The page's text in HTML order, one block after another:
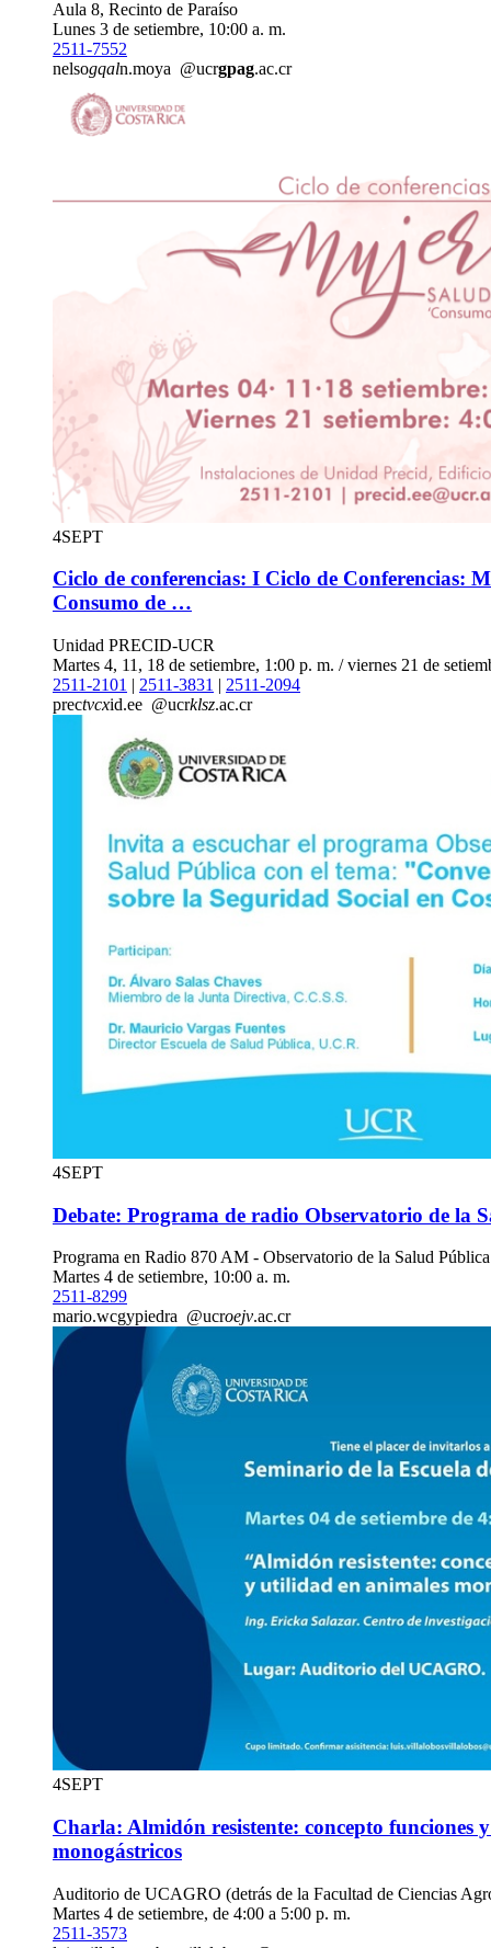
Aula 8, Recinto de Paraíso
Lunes 3 de setiembre, 10:00 a. m.
2511-7552
nelsogqaln.moya @ucrgpag.ac.cr
4SEPT
Ciclo de conferencias: I Ciclo de Conferencias:
Consumo de …
Unidad PRECID-UCR
Martes 4, 11, 18 de setiembre, 1:00 p. m. / viernes 21 de
2511-2101 | 2511-3831 | 2511-2094
prectvcxid.ee @ucrklsz.ac.cr
4SEPT
Debate: Programa de radio Observatorio de la
Programa en Radio 870 AM - Observatorio de la Salud Pública
Martes 4 de setiembre, 10:00 a. m.
2511-8299
mario.wcgypiedra @ucroejv.ac.cr
4SEPT
Charla: Almidón resistente: concepto funciones
monogástricos
Auditorio de UCAGRO (detrás de la Facultad de Ciencias
Martes 4 de setiembre, de 4:00 a 5:00 p. m.
2511-3573